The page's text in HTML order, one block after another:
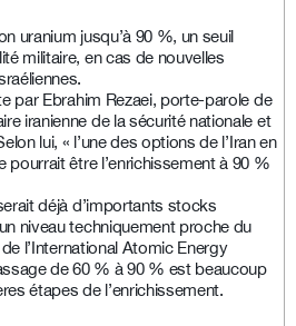
uranium jusqu’à 90 %, un seuil
militaire, en cas de nouvelles
par Ebrahim Rezaei, porte-parole de
iranienne de la sécurité nationale et
lui, « l’une des options de l’Iran en
pourrait être l’enrichissement à 90 %
déjà d’importants stocks
niveau techniquement proche du
l’International Atomic Energy
de 60 % à 90 % est beaucoup
étapes de l’enrichissement.